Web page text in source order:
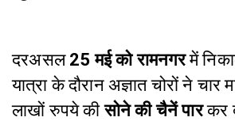
दरअसल 25 मई को रामनगरमें
यात्रा के दौरान अज्ञात चोरों ने
लाखों रुपये कीसोने की चैनें पारकर